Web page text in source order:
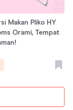
Makan Pliko HY
Orami, Tempat